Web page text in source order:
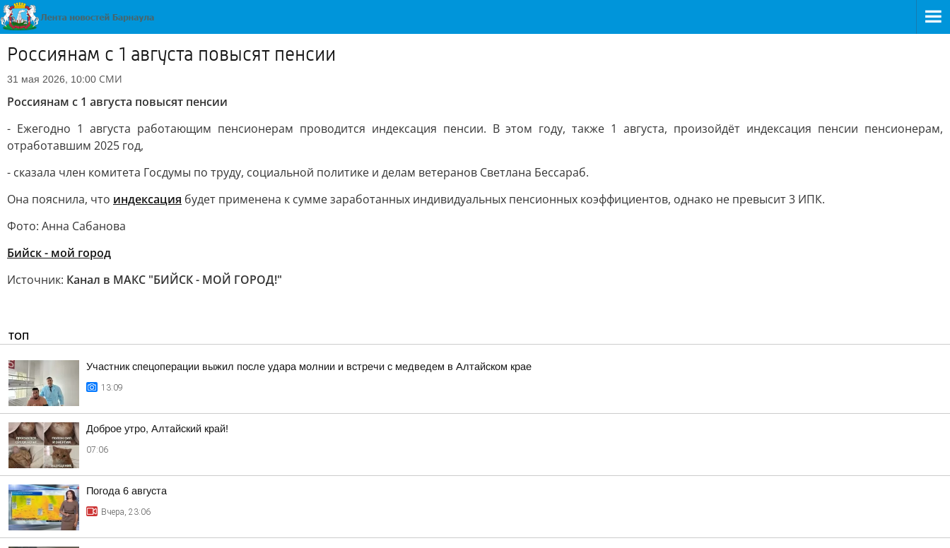
Россиянам с 1 августа повысят пенсии
31 мая 2026, 10:00 СМИ
Россиянам с 1 августа повысят пенсии
- Ежегодно 1 августа работающим пенсионерам проводится индексация пенсии. В этом году, также 1 августа, произойдёт индексация пенсии пенсионерам,
отработавшим 2025 год,
- сказала член комитета Госдумы по труду, социальной политике и делам ветеранов Светлана Бессараб.
Она пояснила, что индексация будет применена к сумме заработанных индивидуальных пенсионных коэффициентов, однако не превысит 3 ИПК.
Фото: Анна Сабанова
Бийск - мой город
Источник: Канал в МАКС "БИЙСК - МОЙ ГОРОД!"
ТОП
Участник спецоперации выжил после удара молнии и встречи с медведем в Алтайском крае
13:09
Доброе утро, Алтайский край!
07:06
Погода 6 августа
Вчера, 23:06